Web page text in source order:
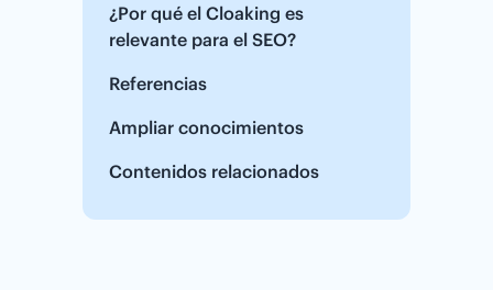
¿Por qué el Cloaking es
relevante para el SEO?
Referencias
Ampliar conocimientos
Contenidos relacionados